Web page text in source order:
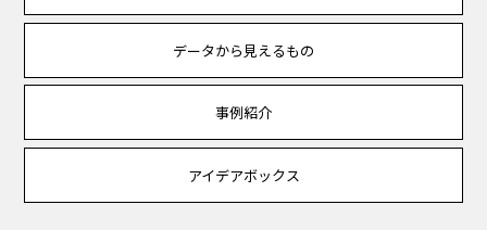
データから見えるもの
事例紹介
アイデアボックス